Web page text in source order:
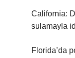
California:
sulamayla
Florida’da